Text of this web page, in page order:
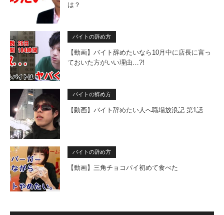
は？
バイトの辞め方
【動画】バイト辞めたいなら10月中に店長に言っ
ておいた方がいい理由…?!
バイトの辞め方
【動画】バイト辞めたい人へ職場放浪記 第1話
バイトの辞め方
【動画】三角チョコパイ初めて食べた